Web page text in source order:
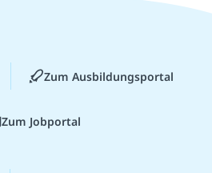
Zum Ausbildungsportal
Zum Jobportal